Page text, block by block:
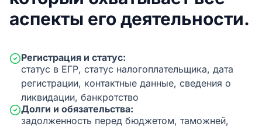
аспекты его деятельности.
Регистрация и статус:
статус в ЕГР, статус налогоплательщика, дата
регистрации, контактные данные, сведения о
ликвидации, банкротство
Долги и обязательства:
задолженность перед бюджетом, таможней,